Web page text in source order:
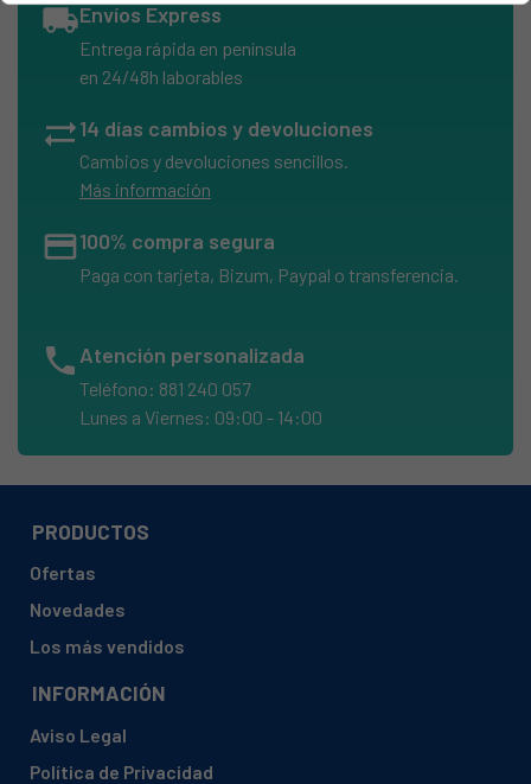
local_shippingEnvíos Express
Entrega rápida en península
en 24/48h laborables
sync_alt14 días cambios y devoluciones
Cambios y devoluciones sencillos.
Más información
credit_card100% compra segura
Paga con tarjeta, Bizum, Paypal o transferencia.
phone Atención personalizada
Teléfono: 881 240 057
Lunes a Viernes: 09:00 - 14:00
PRODUCTOS
Ofertas
Novedades
Los más vendidos
INFORMACIÓN
Aviso Legal
Política de Privacidad